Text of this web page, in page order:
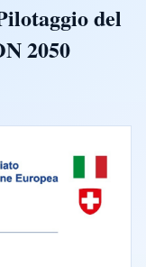
del
2050